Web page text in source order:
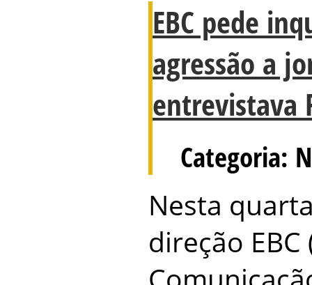
EBC pede
agressão a
entrevistava
Categoria:
Nesta
direção